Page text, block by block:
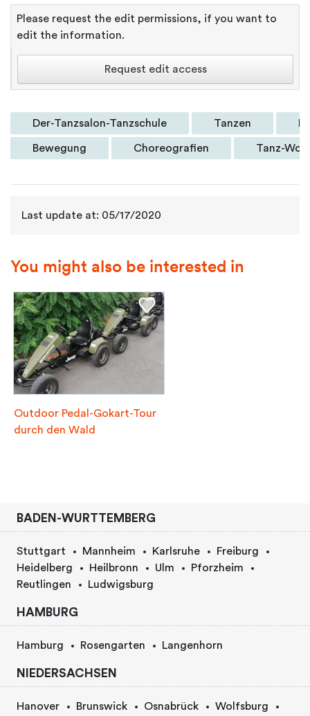
Please request the edit permissions, if you want to
edit the information.
Request edit access
Der-Tanzsalon-Tanzschule Tanzen
Bewegung Choreografien Tanz-
Last update at: 05/17/2020
You might also be interested in
Outdoor Pedal-Gokart-Tour
durch den Wald
BADEN-WURTTEMBERG
Stuttgart Mannheim Karlsruhe
Freiburg
Heidelberg
Heilbronn Ulm
Pforzheim
Reutlingen
Ludwigsburg
HAMBURG
Hamburg Rosengarten Langenhorn
NIEDERSACHSEN
Hanover Brunswick Osnabrück
Wolfsburg